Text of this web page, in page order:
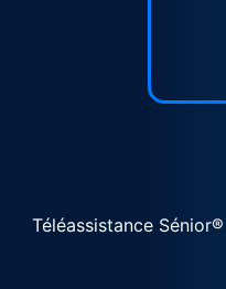
Téléassistance